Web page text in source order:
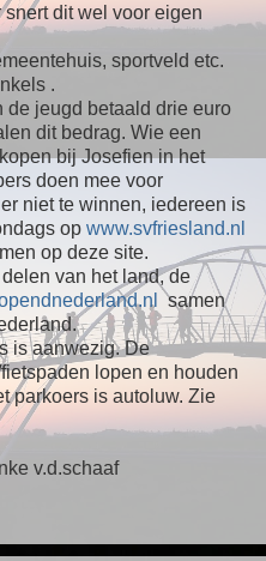
dit wel voor eigen
sportveld etc.
.
de jeugd betaald drie euro
dit bedrag. Wie een
bij Josefien in het
doen mee voor
niet te winnen, iedereen is
op www.svfriesland.nl
op deze site.
van het land, de
samen
is aanwezig. De
lopen en houden
parkoers is autoluw. Zie
v.d.schaaf